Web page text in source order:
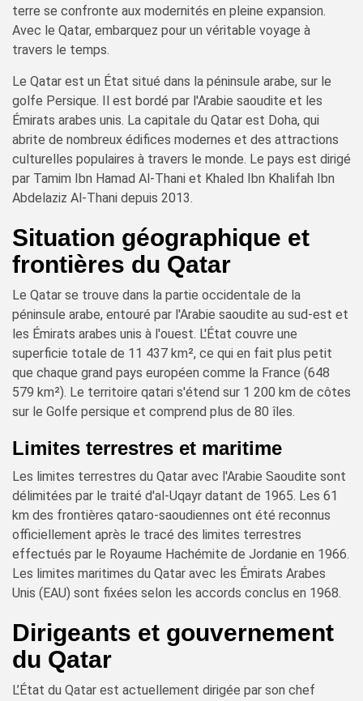
terre se confronte aux modernités en pleine expansion.
Avec le Qatar, embarquez pour un véritable voyage à
travers le temps.
Le Qatar est un État situé dans la péninsule arabe, sur le
golfe Persique. Il est bordé par l'Arabie saoudite et les
Émirats arabes unis. La capitale du Qatar est Doha, qui
abrite de nombreux édifices modernes et des attractions
culturelles populaires à travers le monde. Le pays est dirigé
par Tamim Ibn Hamad Al-Thani et Khaled Ibn Khalifah Ibn
Abdelaziz Al-Thani depuis 2013.
Situation géographique et
frontières du Qatar
Le Qatar se trouve dans la partie occidentale de la
péninsule arabe, entouré par l'Arabie saoudite au sud-est et
les Émirats arabes unis à l'ouest. L'État couvre une
superficie totale de 11 437 km², ce qui en fait plus petit
que chaque grand pays européen comme la France (648
579 km²). Le territoire qatari s'étend sur 1 200 km de côtes
sur le Golfe persique et comprend plus de 80 îles.
Limites terrestres et maritime
Les limites terrestres du Qatar avec l'Arabie Saoudite sont
délimitées par le traité d'al-Uqayr datant de 1965. Les 61
km des frontières qataro-saoudiennes ont été reconnus
officiellement après le tracé des limites terrestres
effectués par le Royaume Hachémite de Jordanie en 1966.
Les limites maritimes du Qatar avec les Émirats Arabes
Unis (EAU) sont fixées selon les accords conclus en 1968.
Dirigeants et gouvernement
du Qatar
L’État du Qatar est actuellement dirigée par son chef